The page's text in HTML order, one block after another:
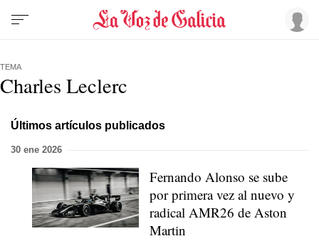
TEMA
Charles Leclerc
Últimos artículos publicados
30 ene 2026
Fernando Alonso se sube
por primera vez al nuevo y
radical AMR26 de Aston
Martin